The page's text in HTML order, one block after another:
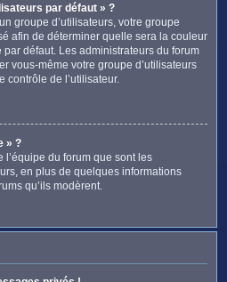
par défaut » ?
groupe d’utilisateurs, votre groupe
afin de déterminer quelle sera la couleur
défaut. Les administrateurs du forum
vous-même votre groupe d’utilisateurs
contrôle de l’utilisateur.
» ?
du forum que sont les
en plus de quelques informations
qu’ils modèrent.